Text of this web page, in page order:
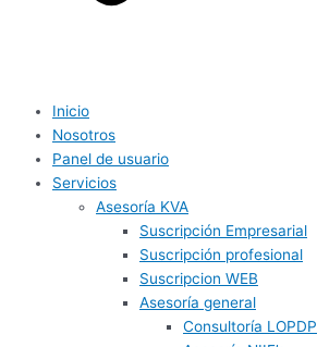
Inicio
Nosotros
Panel de usuario
Servicios
Asesoría KVA
Suscripción Empresarial
Suscripción profesional
Suscripcion WEB
Asesoría general
Consultoría LOPDP